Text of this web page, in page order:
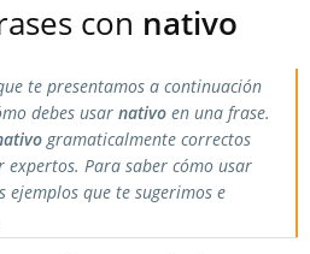
con nativo
te presentamos a continuación
debes usar nativo en una frase.
gramaticalmente correctos
Para saber cómo usar
ejemplos que te sugerimos e